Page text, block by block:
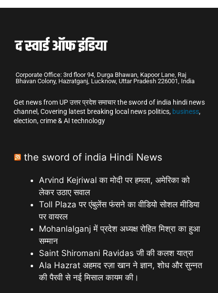
Corporate Office: 3rd floor 94, Durga Bhawan, Kapoor Lane, Raj
Bhavan Colony, Hazratganj, Lucknow, Uttar Pradesh 226001, India
Get news from UP उत्तर प्रदेश समाचार the sword of india hindi news
channel, Covering latest breaking local news politics, business,
election, crime & AI technology
the sword of india Hindi News
Arvind Kejriwal का मोदी पर हमला, अमेरिका को
लेकर उठाए सवाल
Toll Plaza पर एंबुलेंस फंसने का वीडियो सोशल मीडिया
पर वायरल
Mohanlalganj में प्रदेश अध्यक्ष रोहित मिश्रा का हुआ
सम्मान
Saint Shiromani Ravidas जी की कलश यात्रा
Ala Hazrat अहमद रज़ा खान ने ज्ञान, शोध और सुन्नत
की पैरवी से नई मिसाल कायम की।